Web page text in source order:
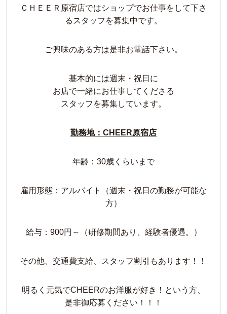
ＣＨＥＥＲ原宿店ではショップでお仕事をして下さ
るスタッフを募集中です。
ご興味のある方は是非お電話下さい。
基本的には週末・祝日に
お店で一緒にお仕事してくださる
スタッフを募集しています。
勤務地：CHEER原宿店
年齢：30歳くらいまで
雇用形態：アルバイト（週末・祝日の勤務が可能な
方）
給与：900円～（研修期間あり、経験者優遇。）
その他、交通費支給、スタッフ割引もあります！！
明るく元気でCHEERのお洋服が好き！という方、
是非御応募ください！！！